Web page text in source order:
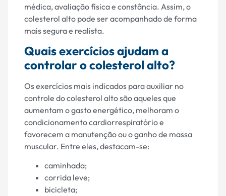
médica, avaliação física e constância. Assim, o
colesterol alto pode ser acompanhado de forma
mais segura e realista.
Quais exercícios ajudam a
controlar o colesterol alto?
Os exercícios mais indicados para auxiliar no
controle do colesterol alto são aqueles que
aumentam o gasto energético, melhoram o
condicionamento cardiorrespiratório e
favorecem a manutenção ou o ganho de massa
muscular. Entre eles, destacam-se:
caminhada;
corrida leve;
bicicleta;